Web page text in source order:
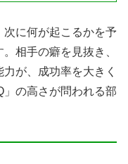
に何が起こるかを予
相手の癖を見抜き、
が、成功率を大きく
の高さが問われる部